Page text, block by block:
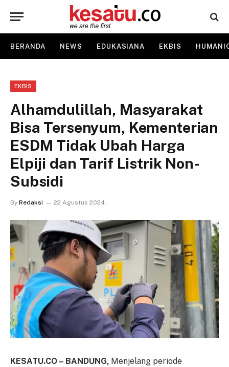
BERANDA NEWS EDUKASIANA EKBIS
EKBIS
Alhamdulillah, Masyarakat
Bisa Tersenyum, Kementerian
ESDM Tidak Ubah Harga
Elpiji dan Tarif Listrik Non-
Subsidi
By Redaksi 22 Agustus 2024
KESATU.CO – BANDUNG, Menjelang periode